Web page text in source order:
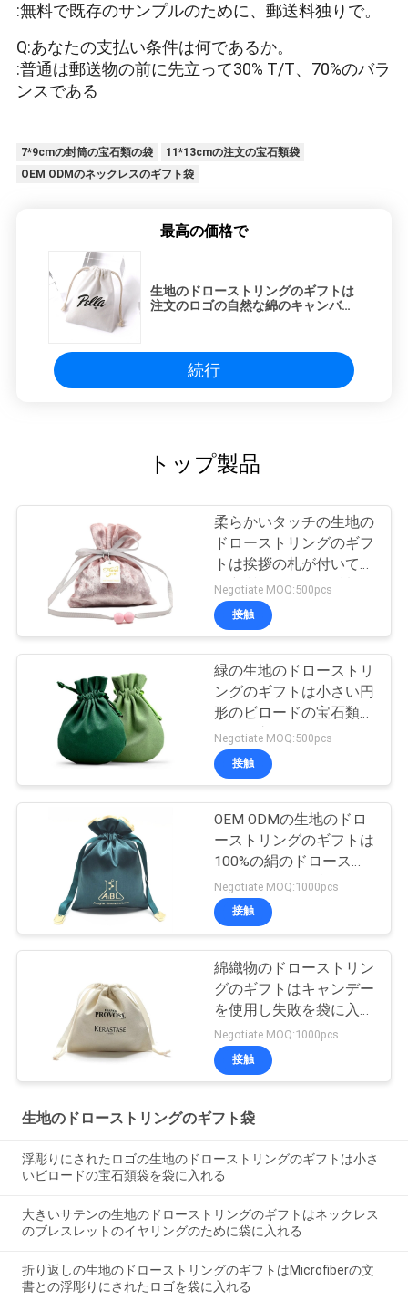
:無料で既存のサンプルのために、郵送料独りで。
Q:あなたの支払い条件は何であるか。
:普通は郵送物の前に先立って30% T/T、70%のバラ
ンスである
7*9cmの封筒の宝石類の袋
11*13cmの注文の宝石類袋
OEM ODMのネックレスのギフト袋
最高の価格で
生地のドローストリングのギフトは
注文のロゴの自然な綿のキャンバス
続行
トップ製品
柔らかいタッチの生地の
ドローストリングのギフ
トは挨拶の札が付いてい
る良質のビロード材料を
袋に入れる
Negotiate MOQ:500pcs
接触
緑の生地のドローストリ
ングのギフトは小さい円
形のビロードの宝石類袋
を袋に入れる
Negotiate MOQ:500pcs
接触
OEM ODMの生地のドロ
ーストリングのギフトは
100%の絹のドロースト
リング袋を袋に入れる
Negotiate MOQ:1000pcs
接触
綿織物のドローストリン
グのギフトはキャンデー
を使用し失敗を袋に入れ
表面を押す
Negotiate MOQ:1000pcs
接触
生地のドローストリングのギフト袋
浮彫りにされたロゴの生地のドローストリングのギフトは小さ
いビロードの宝石類袋を袋に入れる
大きいサテンの生地のドローストリングのギフトはネックレス
のブレスレットのイヤリングのために袋に入れる
折り返しの生地のドローストリングのギフトはMicrofiberの文
書との浮彫りにされたロゴを袋に入れる